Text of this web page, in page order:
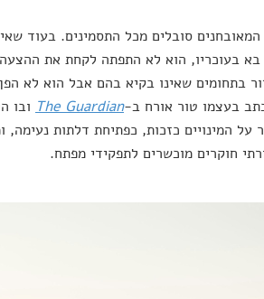
סובלים מכל התסמינים. בעוד
בעוכריו, הוא לא התפתה לקחת את ההצעה
בתחומים שאינו בקיא בהם אבל הוא לא
בעצמו טור אורח ב-The Guardian ובו
על המינויים כזכות, כפתיחת דלתות
חוקרים מוכשרים לתפקידי מפתח.